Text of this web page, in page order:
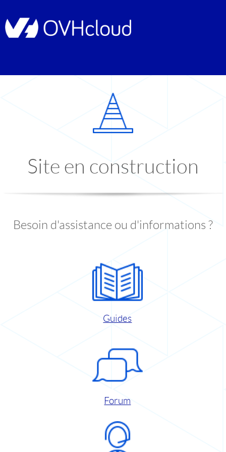
Site en construction
Besoin d'assistance ou d'informations ?
Guides
Forum